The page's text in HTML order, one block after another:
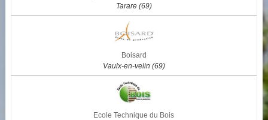
Tarare (69)
Boisard
Vaulx-en-velin (69)
Ecole Technique du Bois